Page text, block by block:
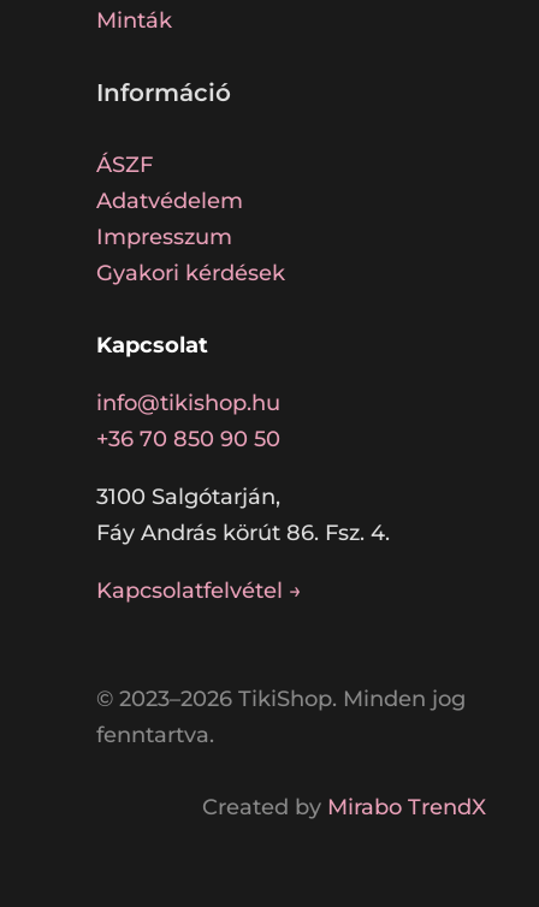
Minták
Információ
ÁSZF
Adatvédelem
Impresszum
Gyakori kérdések
Kapcsolat
info@tikishop.hu
+36 70 850 90 50
3100 Salgótarján,
Fáy András körút 86. Fsz. 4.
Kapcsolatfelvétel →
© 2023–2026 TikiShop. Minden jog
fenntartva.
Created by Mirabo TrendX